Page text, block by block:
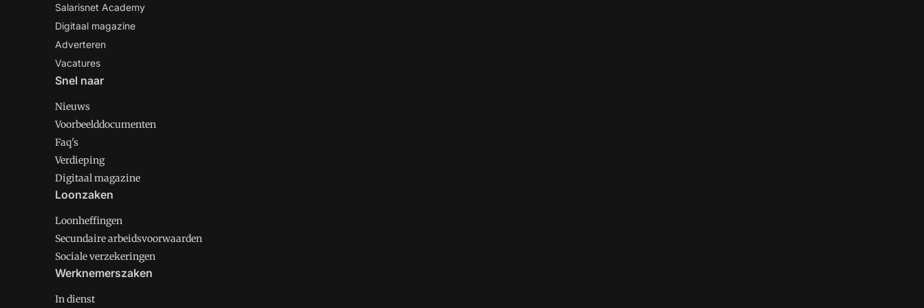
Salarisnet Academy
Digitaal magazine
Adverteren
Vacatures
Snel naar
Nieuws
Voorbeelddocumenten
Faq's
Verdieping
Digitaal magazine
Loonzaken
Loonheffingen
Secundaire arbeidsvoorwaarden
Sociale verzekeringen
Werknemerszaken
In dienst